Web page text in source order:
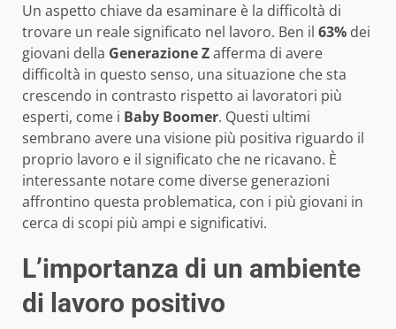
Un aspetto chiave da esaminare è la difficoltà di
trovare un reale significato nel lavoro. Ben il 63% dei
giovani della Generazione Zafferma di avere
difficoltà in questo senso, una situazione che sta
crescendo in contrasto rispetto ai lavoratori più
esperti, come i Baby Boomer. Questi ultimi
sembrano avere una visione più positiva riguardo il
proprio lavoro e il significato che ne ricavano. È
interessante notare come diverse generazioni
affrontino questa problematica, con i più giovani in
cerca di scopi più ampi e significativi.
L’importanza di un ambiente
di lavoro positivo